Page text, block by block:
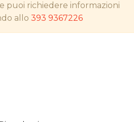
puoi richiedere informazioni
allo393 9367226